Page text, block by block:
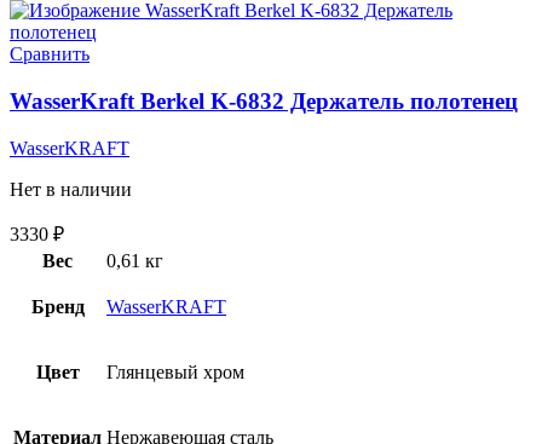
Сравнить
WasserKraft Berkel K-6832 Держатель полотенец
WasserKRAFT
Нет в наличии
3330 ₽
Вес
0,61 кг
Бренд WasserKRAFT
Цвет Глянцевый хром
Материал Нержавеющая сталь